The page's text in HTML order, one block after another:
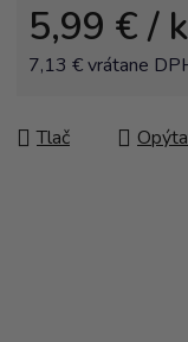
5,99 €/
7,13 € vrátane
Tlač